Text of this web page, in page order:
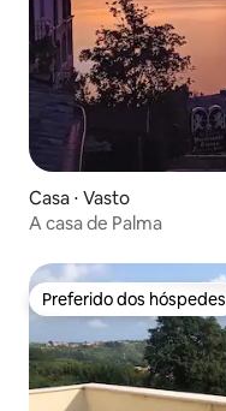
Casa ⋅ Vasto
A casa de Palma
Preferido dos hóspedes
Preferido dos hóspedes